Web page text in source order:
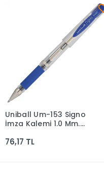
Sepete Ekle
Uniball Um-153 Signo
İmza Kalemi 1.0 Mm.
76,17 TL